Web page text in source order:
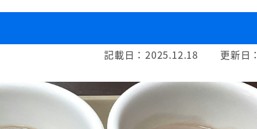
記載日： 2025.12.18 更新日：